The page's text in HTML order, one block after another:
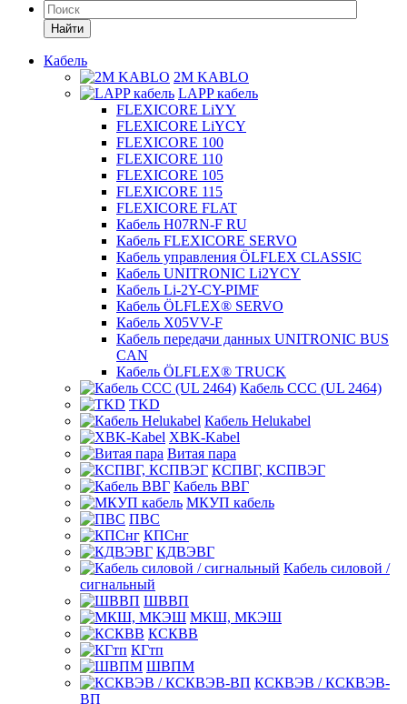
Найти
Кабель
2M KABLO
LAPP кабель
FLEXICORE LiYY
FLEXICORE LiYCY
FLEXICORE 100
FLEXICORE 110
FLEXICORE 105
FLEXICORE 115
FLEXICORE FLAT
Кабель H07RN-F RU
Кабель FLEXICORE SERVO
Кабель управления ÖLFLEX CLASSIC
Кабель UNITRONIC Li2YCY
Кабель Li-2Y-CY-PIMF
Кабель ÖLFLEX® SERVO
Кабель X05VV-F
Кабель передачи данных UNITRONIC BUS
CAN
Кабель ÖLFLEX® TRUCK
Кабель CCC (UL 2464)
TKD
Кабель Helukabel
XBK-Kabel
Витая пара
КСПВГ, КСПВЭГ
Кабель ВВГ
МКУП кабель
ПВС
КПСнг
КДВЭВГ
Кабель силовой /
сигнальный
ШВВП
МКШ, МКЭШ
КСКВВ
КГтп
ШВПМ
КСКВЭВ / КСКВЭВ-
ВП